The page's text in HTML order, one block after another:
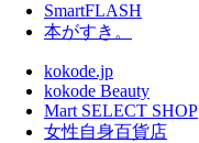
SmartFLASH
本がすき。
kokode.jp
kokode Beauty
Mart SELECT SHOP
女性自身百貨店